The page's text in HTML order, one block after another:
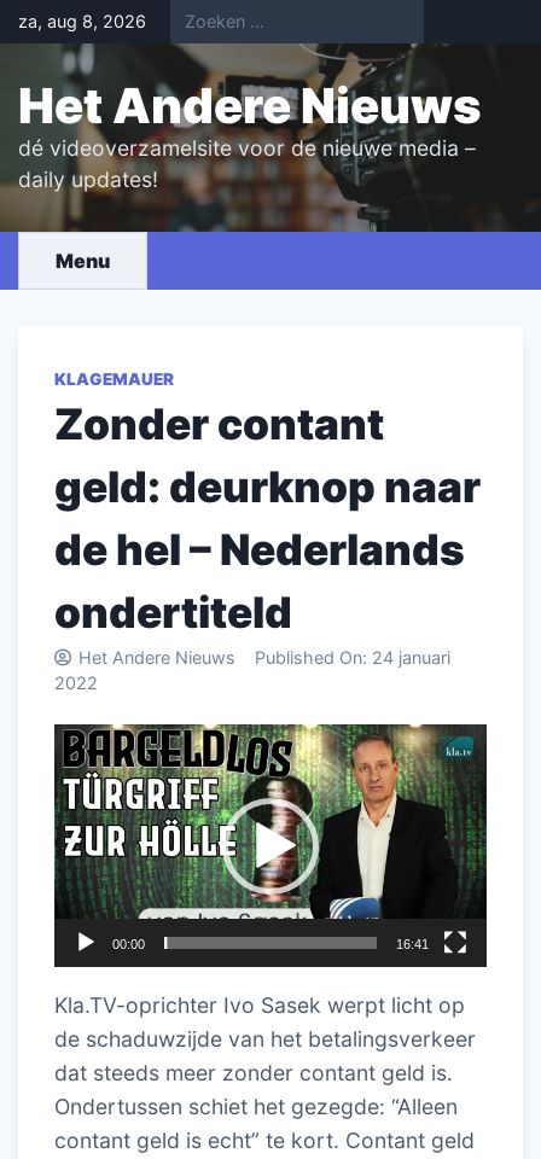
Skip
to
content
za, aug 8, 2026
Het Andere Nieuws
dé videoverzamelsite voor de nieuwe media –
daily updates!
Menu
KLAGEMAUER
Zonder contant
geld: deurknop naar
de hel – Nederlands
ondertiteld
Het Andere Nieuws Published On: 24 januari
2022
Videospeler
00:00 16:41
Kla.TV-oprichter Ivo Sasek werpt licht op
de schaduwzijde van het betalingsverkeer
dat steeds meer zonder contant geld is.
Ondertussen schiet het gezegde: “Alleen
contant geld is echt” te kort. Contant geld